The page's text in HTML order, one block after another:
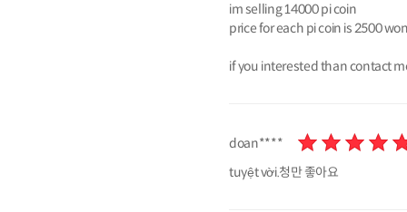
im selling 14000 pi coin
price for each pi coin is 2500 won
if you interested than contact
doan****
tuyệt vời.청만 좋아요